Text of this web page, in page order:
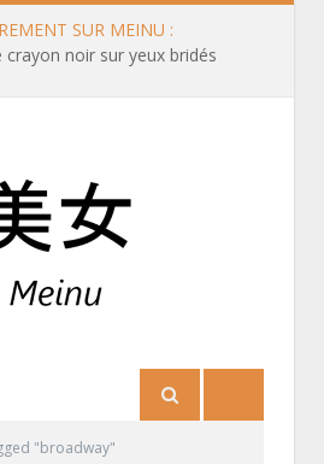
SUR MEINU :
crayon noir sur yeux bridés
"broadway"